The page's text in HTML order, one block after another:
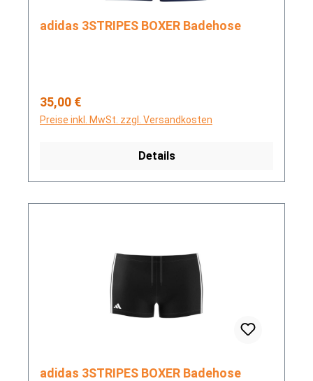
adidas 3STRIPES BOXER Badehose
Regulärer Preis:
35,00 €
Preise inkl. MwSt. zzgl. Versandkosten
Details
adidas 3STRIPES BOXER Badehose